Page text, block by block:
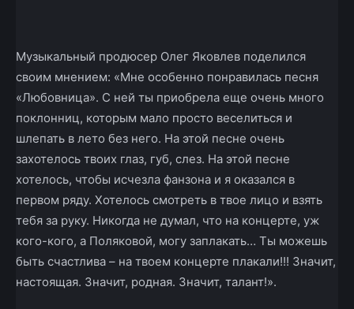
Музыкальный продюсер Олег Яковлев поделился
своим мнением: «Мне особенно понравилась песня
«Любовница». С ней ты приобрела еще очень много
поклонниц, которым мало просто веселиться и
шлепать в лето без него. На этой песне очень
захотелось твоих глаз, губ, слез. На этой песне
хотелось, чтобы исчезла фанзона и я оказался в
первом ряду. Хотелось смотреть в твое лицо и взять
тебя за руку. Никогда не думал, что на концерте, уж
кого-кого, а Поляковой, могу заплакать… Ты можешь
быть счастлива – на твоем концерте плакали!!! Значит,
настоящая. Значит, родная. Значит, талант!».